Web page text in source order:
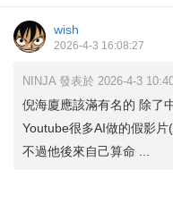
wish
2026-4-3 16:08:27
NINJA 發表於 2026-4-3
倪海廈應該滿有名的 除了
Youtube很多AI做的假影片
不過他後來自己算命 ...